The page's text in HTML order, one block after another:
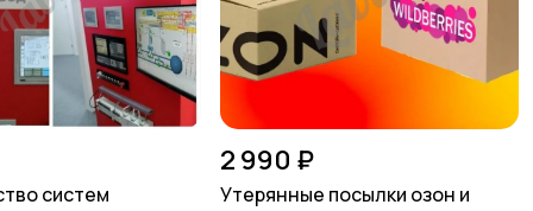
систем
2 990 ₽
Утерянные посылки озон и